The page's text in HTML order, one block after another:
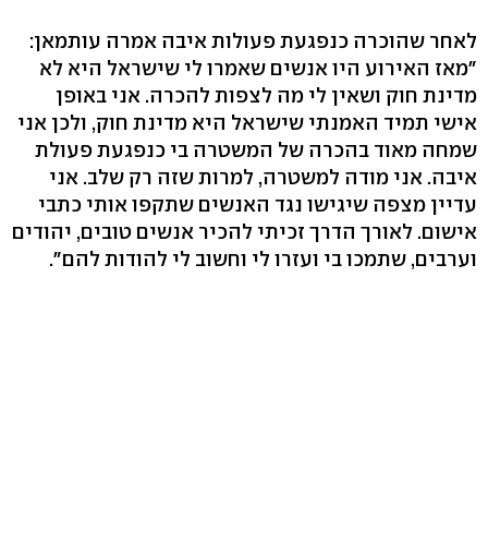
לאחר שהוכרה כנפגעת פעולות איבה אמרה עותמאן:
"מאז האירוע היו אנשים שאמרו לי שישראל היא לא
מדינת חוק ושאין לי מה לצפות להכרה. אני באופן
אישי תמיד האמנתי שישראל היא מדינת חוק, ולכן אני
שמחה מאוד בהכרה של המשטרה בי כנפגעת פעולת
איבה. אני מודה למשטרה, למרות שזה רק שלב. אני
עדיין מצפה שיגישו נגד האנשים שתקפו אותי כתבי
אישום. לאורך הדרך זכיתי להכיר אנשים טובים, יהודים
וערבים, שתמכו בי ועזרו לי וחשוב לי להודות להם".